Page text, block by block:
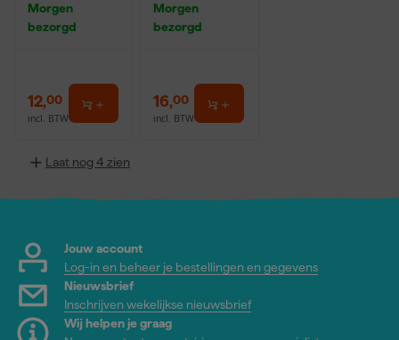
Morgen
bezorgd
12,00
incl. BTW
Morgen
bezorgd
16,00
incl. BTW
Laat nog 4 zien
Jouw account
Log-in en beheer je bestellingen en gegevens
Nieuwsbrief
Inschrijven wekelijkse nieuwsbrief
Wij helpen je graag